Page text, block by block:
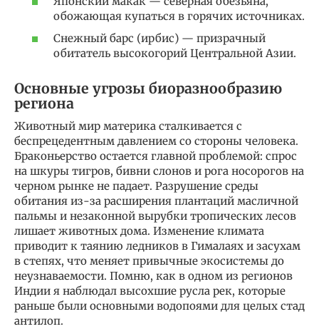
обожающая купаться в горячих источниках.
Снежный барс (ирбис) — призрачный
обитатель высокогорий Центральной Азии.
Основные угрозы биоразнообразию
региона
Животный мир материка сталкивается с
беспрецедентным давлением со стороны человека.
Браконьерство остается главной проблемой: спрос
на шкуры тигров, бивни слонов и рога носорогов на
черном рынке не падает. Разрушение среды
обитания из-за расширения плантаций масличной
пальмы и незаконной вырубки тропических лесов
лишает животных дома. Изменение климата
приводит к таянию ледников в Гималаях и засухам
в степях, что меняет привычные экосистемы до
неузнаваемости. Помню, как в одном из регионов
Индии я наблюдал высохшие русла рек, которые
раньше были основными водопоями для целых стад
антилоп.